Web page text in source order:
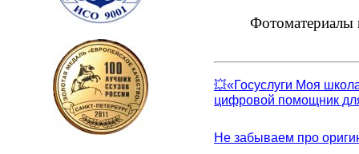
💥«Госуслуги Моя
цифровой помощник
Не забываем про